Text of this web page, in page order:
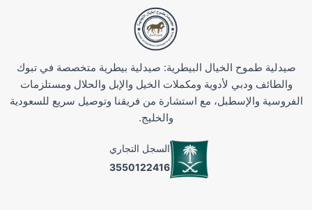
صيدلية طموح الخيال البيطرية: صيدلية بيطرية متخصصة في تبوك
والطائف ودبي لأدوية ومكملات الخيل والإبل والحلال ومستلزمات
الفروسية والإسطبل، مع استشارة من فريقنا وتوصيل سريع للسعودية
والخليج.
السجل التجاري
3550122416